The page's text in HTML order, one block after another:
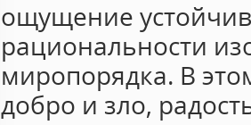
ощущение
рациональности
миропорядка. В
добро и зло,